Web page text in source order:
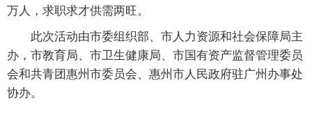
万人，求职求才供需两旺。
此次活动由市委组织部、市人力资源和社会保障局主
办，市教育局、市卫生健康局、市国有资产监督管理委员
会和共青团惠州市委员会、惠州市人民政府驻广州办事处
协办。